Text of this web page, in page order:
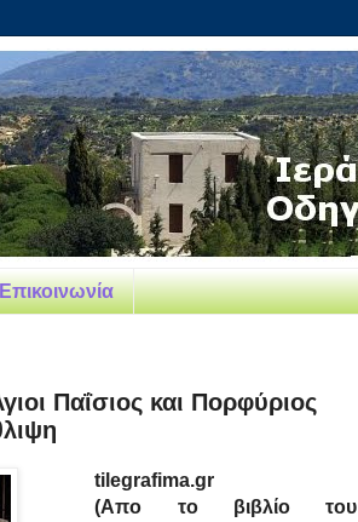
Επικοινωνία
Παΐσιος και Πορφύριος
tilegrafima.gr
(Απο το βιβλίο του